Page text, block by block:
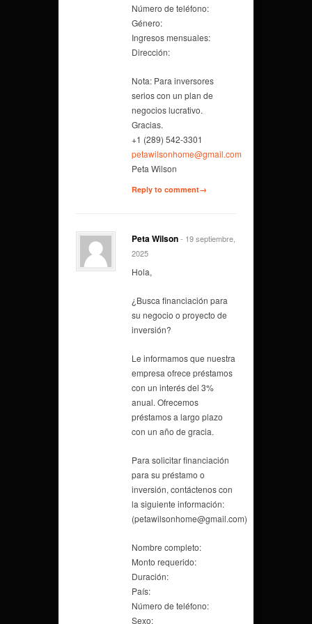
Número de teléfono:
Género:
Ingresos mensuales:
Dirección:
Nota: Para inversores
serios con un plan de
negocios lucrativo.
Gracias.
+1 (289) 542-3301
petawilsonhome@gmail.com
Peta Wilson
Reply to comment→
Peta Wilson- 19 septiembre,
2025
Hola,
¿Busca financiación para
su negocio o proyecto de
inversión?
Le informamos que nuestra
empresa ofrece préstamos
con un interés del 3%
anual. Ofrecemos
préstamos a largo plazo
con un año de gracia.
Para solicitar financiación
para su préstamo o
inversión, contáctenos con
la siguiente información:
(petawilsonhome@gmail.com)
Nombre completo:
Monto requerido:
Duración:
País:
Número de teléfono:
Sexo: